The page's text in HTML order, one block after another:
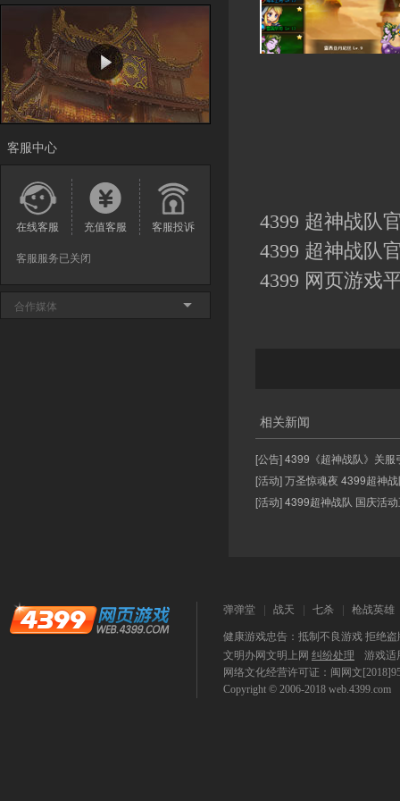
客服中心
在线客服 充值客服 客服投诉
客服服务已关闭
合作媒体
4399 超神战队
4399 超神战队
4399 网页游戏
相关新闻
[公告] 4399《超神战队》关服
[活动] 万圣惊魂夜 4399超神
[活动] 4399超神战队 国庆活
弹弹堂 战天 七杀 枪战英雄
健康游戏忠告：抵制不良游戏 拒绝
文明办网文明上网 纠纷处理
游戏适
网络文化经营许可证：闽网文
Copyright © 2006-2018 web.4399.com